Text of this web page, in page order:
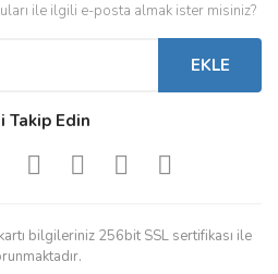
ile ilgili e-posta almak ister misiniz?
EKLE
Takip Edin
bilgileriniz 256bit SSL sertifikası ile